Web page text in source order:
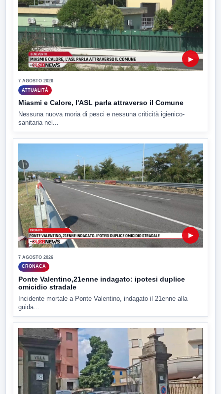
▶
7 AGOSTO 2026
ATTUALITÀ
Miasmi e Calore, l'ASL parla attraverso il Comune
Nessuna nuova moria di pesci e nessuna criticità igienico-
sanitaria nel...
▶
7 AGOSTO 2026
CRONACA
Ponte Valentino,21enne indagato: ipotesi duplice
omicidio stradale
Incidente mortale a Ponte Valentino, indagato il 21enne alla
guida...